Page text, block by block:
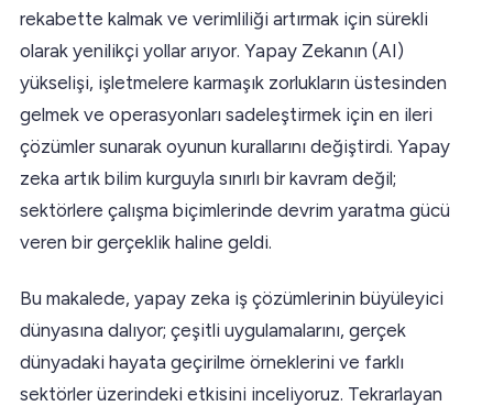
rekabette kalmak ve verimliliği artırmak için sürekli
olarak yenilikçi yollar arıyor. Yapay Zekanın (AI)
yükselişi, işletmelere karmaşık zorlukların üstesinden
gelmek ve operasyonları sadeleştirmek için en ileri
çözümler sunarak oyunun kurallarını değiştirdi. Yapay
zeka artık bilim kurguyla sınırlı bir kavram değil;
sektörlere çalışma biçimlerinde devrim yaratma gücü
veren bir gerçeklik haline geldi.
Bu makalede, yapay zeka iş çözümlerinin büyüleyici
dünyasına dalıyor; çeşitli uygulamalarını, gerçek
dünyadaki hayata geçirilme örneklerini ve farklı
sektörler üzerindeki etkisini inceliyoruz. Tekrarlayan